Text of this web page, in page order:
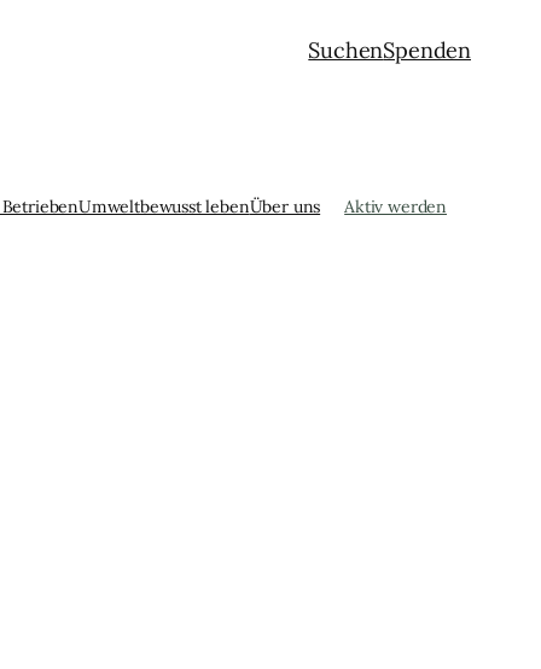
SuchenSpenden
BetriebenUmweltbewusst lebenÜber uns Aktiv werden